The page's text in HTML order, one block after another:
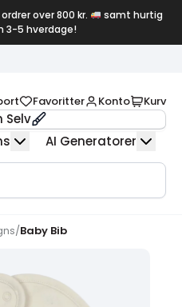
over 800 kr.
samt hurtig
3-5 hverdage!
Favoritter Konto Kurv
Selv
AI Generatorer
/Baby Bib